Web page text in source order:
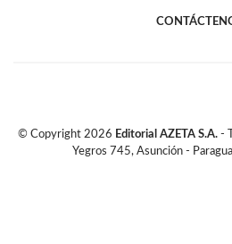
© Copyright 2026 Editorial AZETA S.A. -
Yegros 745, Asunción -